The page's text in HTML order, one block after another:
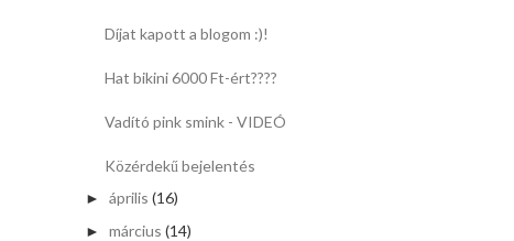
Díjat kapott a blogom :)!
Hat bikini 6000 Ft-ért????
Vadító pink smink - VIDEÓ
Közérdekű bejelentés
► április (16)
► március (14)